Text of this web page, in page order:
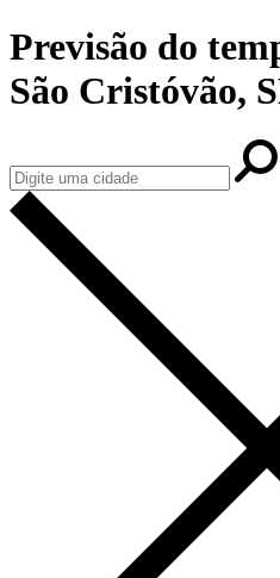
Previsão do
São Cristóvão,